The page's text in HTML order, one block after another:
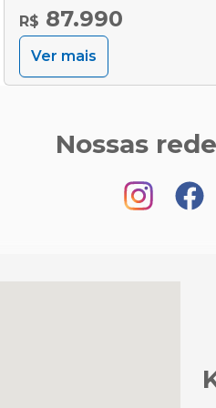
R$ 87.990
Ver mais
Nossas